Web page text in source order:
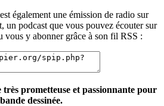
également une émission de radio sur
un podcast que vous pouvez écouter sur
vous y abonner grâce à son fil RSS :
très prometteuse et passionnante pour
dessinée.